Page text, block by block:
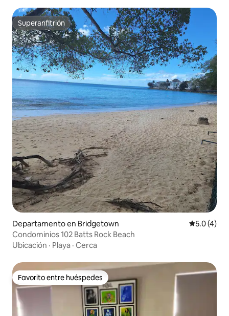
Superanfitrión
Superanfitrión
Departamento en Bridgetown
5.0 (4)
Condominios 102 Batts Rock Beach
Ubicación · Playa · Cerca
Favorito entre huéspedes
Favorito entre huéspedes